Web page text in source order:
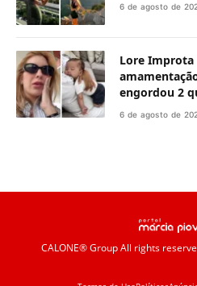
6 de agosto de
Lore
engordou 2
6 de agosto de
CALONE® GroupAll rights